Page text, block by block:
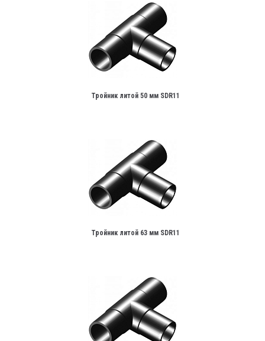
Тройник литой 50 мм SDR11
Тройник литой 63 мм SDR11